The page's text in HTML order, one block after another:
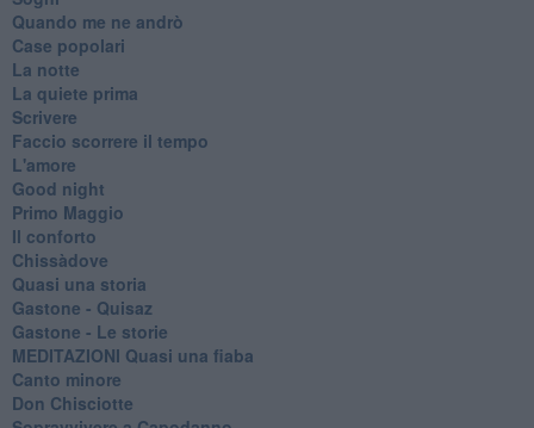
Quando me ne andrò
Case popolari
La notte
La quiete prima
Scrivere
Faccio scorrere il tempo
L'amore
Good night
Primo Maggio
Il conforto
Chissàdove
Quasi una storia
Gastone - Quisaz
Gastone - Le storie
MEDITAZIONI Quasi una fiaba
Canto minore
Don Chisciotte